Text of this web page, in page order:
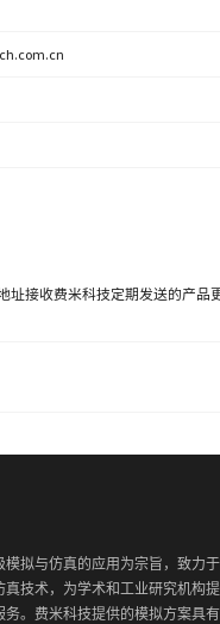
址接收费米科技定期发送的产品
模拟与仿真的应用为宗旨，致力
技术，为学术和工业研究机构
务。费米科技提供的模拟方案具